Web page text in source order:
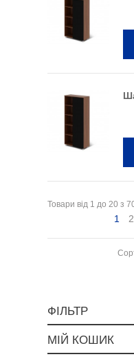
Товари від 1 до 20 з
1 2
ФІЛЬТР
МІЙ КОШИК